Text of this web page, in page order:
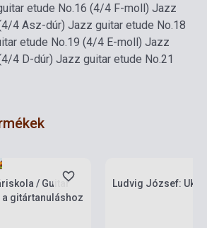
etude No.16 (4/4 F-moll) Jazz
4 Asz-dúr) Jazz guitar etude No.18
etude No.19 (4/4 E-moll) Jazz
4 D-dúr) Jazz guitar etude No.21
/ Guitar
gitártanuláshoz
Ludvig József: